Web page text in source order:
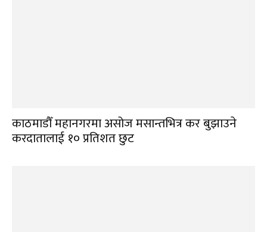
काठमाडौँ महानगरमा असोज मसान्तभित्र कर बुझाउने
करदातालाई १० प्रतिशत छुट